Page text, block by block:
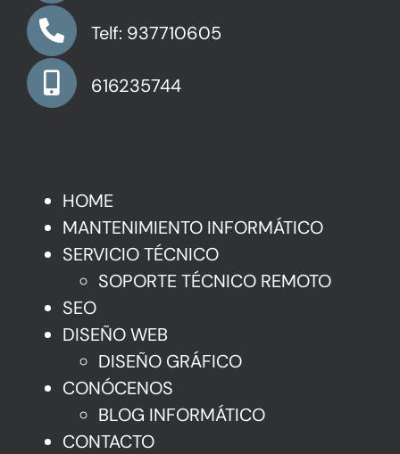
Telf: 937710605
616235744
HOME
MANTENIMIENTO INFORMÁTICO
SERVICIO TÉCNICO
SOPORTE TÉCNICO REMOTO
SEO
DISEÑO WEB
DISEÑO GRÁFICO
CONÓCENOS
BLOG INFORMÁTICO
CONTACTO